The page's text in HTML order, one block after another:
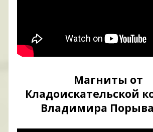
Магниты от
Кладоискательской
Владимира